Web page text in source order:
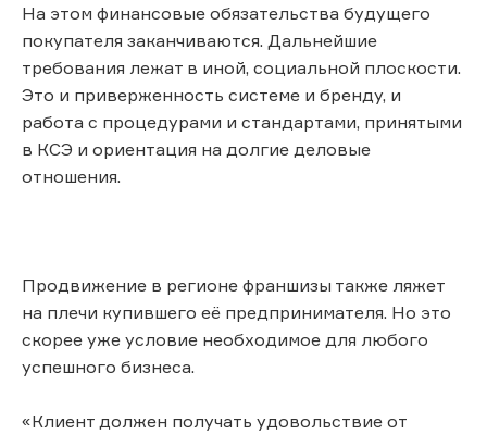
На этом финансовые обязательства будущего
покупателя заканчиваются. Дальнейшие
требования лежат в иной, социальной плоскости.
Это и приверженность системе и бренду, и
работа с процедурами и стандартами, принятыми
в КСЭ и ориентация на долгие деловые
отношения.
Продвижение в регионе франшизы также ляжет
на плечи купившего её предпринимателя. Но это
скорее уже условие необходимое для любого
успешного бизнеса.
«Клиент должен получать удовольствие от